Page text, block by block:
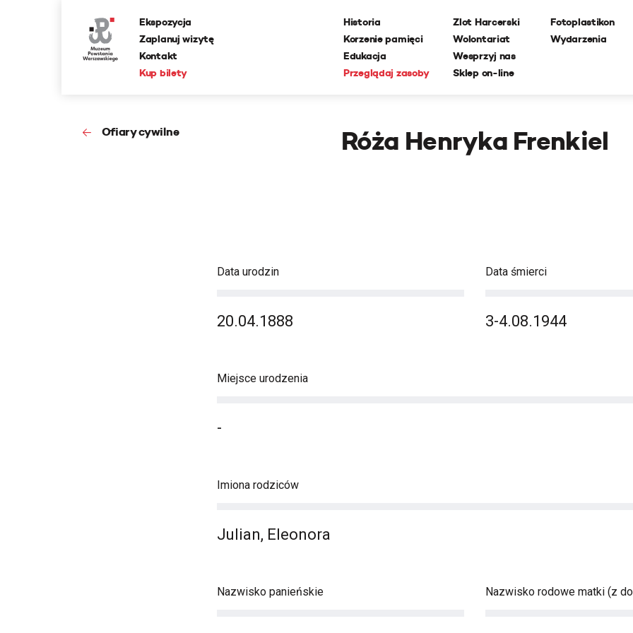
Ekspozycja
Zaplanuj wizytę
Kontakt
Kup bilety
Historia
Korzenie pamięci
Edukacja
Przeglądaj zasoby
Zlot Harcerski
Wolontariat
Wesprzyj nas
Sklep on-line
Fotoplastikon
Wydarzenia
Ofiary cywilne Róża Henryka Frenkiel
Data urodzin
20.04.1888
Data śmierci
3-4.08.1944
Miejsce urodzenia
-
Imiona rodziców
Julian, Eleonora
Nazwisko panieńskie Nazwisko rodowe matki (z